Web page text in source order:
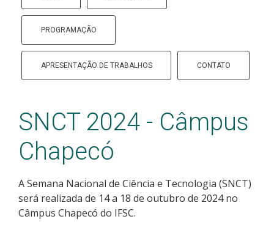
PROGRAMAÇÃO
APRESENTAÇÃO DE TRABALHOS CONTATO
SNCT 2024 - Câmpus
Chapecó
A Semana Nacional de Ciência e Tecnologia (SNCT)
será realizada de 14 a 18 de outubro de 2024 no
Câmpus Chapecó do IFSC.